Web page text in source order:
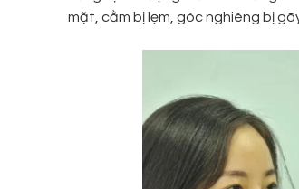
mặt, cằm bị lẹm, góc nghiêng bị